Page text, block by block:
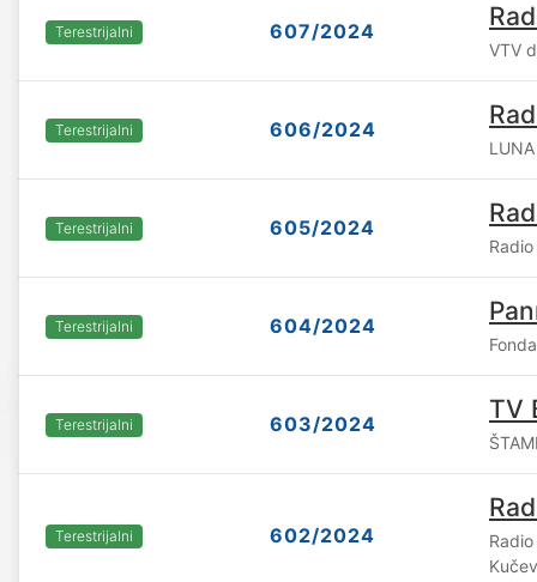
Terestrijalni 607/2024
VTV
Terestrijalni 606/2024
Terestrijalni 605/2024
Terestrijalni 604/2024
Terestrijalni 603/2024 TV
Terestrijalni 602/2024